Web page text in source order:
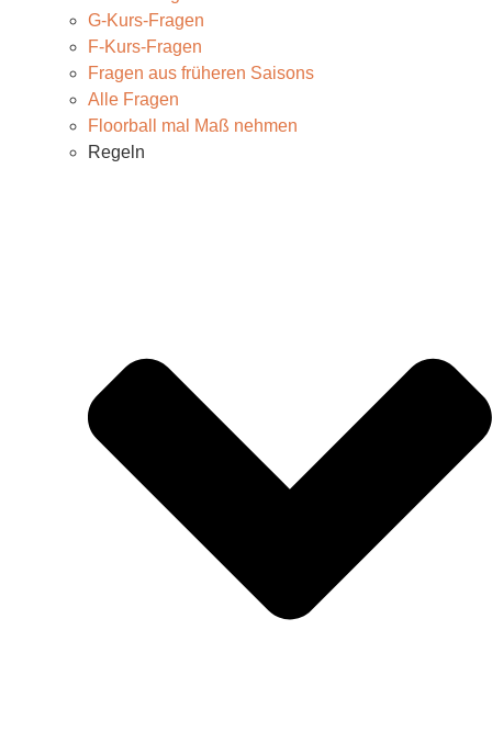
G-Kurs-Fragen
F-Kurs-Fragen
Fragen aus früheren Saisons
Alle Fragen
Floorball mal Maß nehmen
Regeln